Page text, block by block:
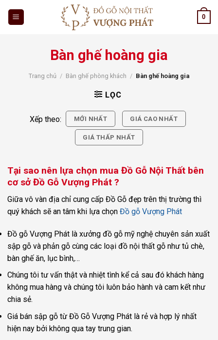
0
Bàn ghế hoàng gia
Trang chủ / Bàn ghế phòng khách / Bàn ghế hoàng gia
LỌC
Xếp theo: MỚI NHẤT GIÁ CAO NHẤT
GIÁ THẤP NHẤT
Tại sao nên lựa chọn mua Đồ Gỗ Nội Thất bên
cơ sở Đồ Gỗ Vượng Phát ?
Giữa vô vàn địa chỉ cung cấp Đồ Gỗ đẹp trên thị trường thì
quý khách sẽ an tâm khi lựa chọn Đồ gỗ Vượng Phát
Đồ gỗ Vượng Phát là xưởng đồ gỗ mỹ nghệ chuyên sản xuất
sập gỗ và phản gỗ cùng các loại đồ nội thất gỗ như tủ chè,
bàn ghế ăn, lục bình,…
Chúng tôi tư vấn thật và nhiệt tình kể cả sau đó khách hàng
không mua hàng và chúng tôi luôn bảo hành và cam kết như
chia sẻ.
Giá bán sập gỗ từ Đồ Gỗ Vượng Phát là rẻ và hợp lý nhất
hiện nay bởi không qua tay trung gian.